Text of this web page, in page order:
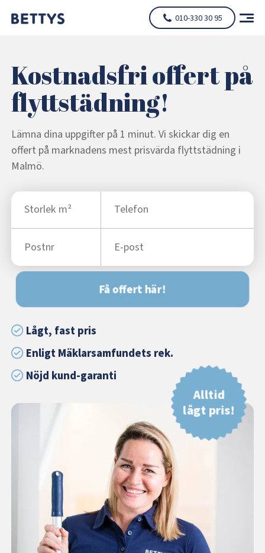
010-330 30 95
Kostnadsfri offert på
flyttstädning!
Lämna dina uppgifter på 1 minut. Vi skickar dig en
offert på marknadens mest prisvärda flyttstädning i
Malmö.
Få offert här!
Lågt, fast pris
Enligt Mäklarsamfundets rek.
Nöjd kund-garanti
Alltid
lågt pris!